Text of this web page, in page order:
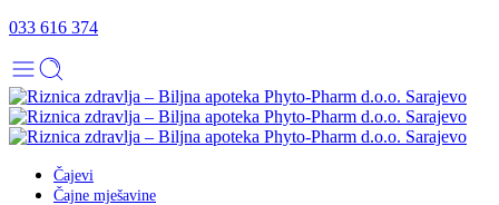
033 616 374
Čajevi
Čajne mješavine